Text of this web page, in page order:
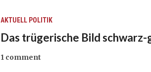
AKTUELL POLITIK
Das trügerische Bild
1 comment